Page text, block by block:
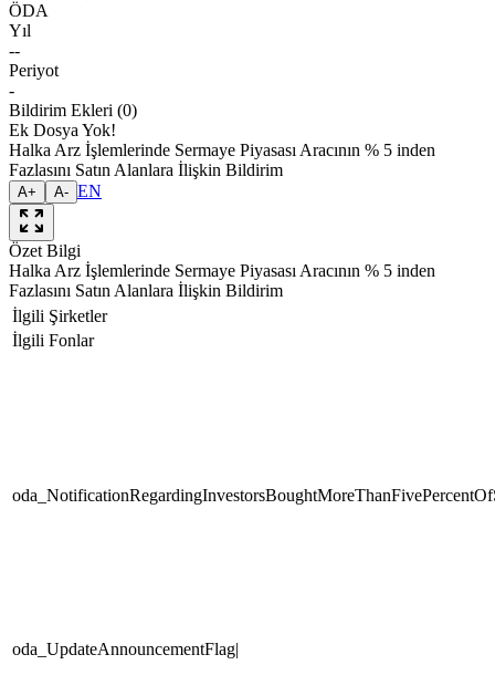
ÖDA
Yıl
--
Periyot
-
Bildirim Ekleri (0)
Ek Dosya Yok!
Halka Arz İşlemlerinde Sermaye Piyasası Aracının % 5 inden
Fazlasını Satın Alanlara İlişkin Bildirim
A+ A- EN
Özet Bilgi
Halka Arz İşlemlerinde Sermaye Piyasası Aracının % 5 inden
Fazlasını Satın Alanlara İlişkin Bildirim
İlgili Şirketler
İlgili Fonlar
oda_UpdateAnnouncementFlag|